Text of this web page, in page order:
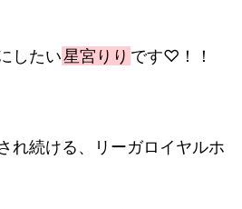
したい星宮りり です♡！！
れ続ける、リーガロイヤルホ